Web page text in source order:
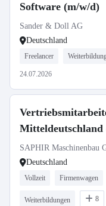
Software (m/w/d)
Sander & Doll AG
Deutschland
Freelancer
24.07.2026
Mitteldeutschland
SAPHIR Maschinenbau
Deutschland
Vollzeit Firmenwagen
Weiterbildungen 8